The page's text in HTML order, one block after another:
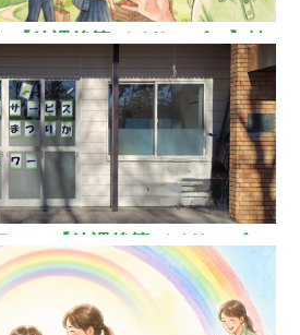
【放課後等デイサービス】埼
ワー【放課後等デイサービ